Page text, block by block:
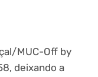
MUC-Off by
deixando a